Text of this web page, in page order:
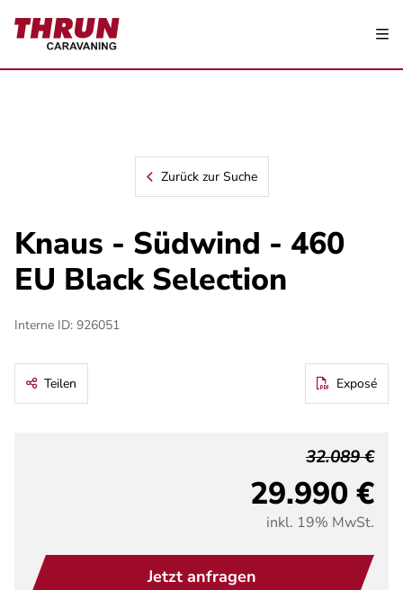
Zurück zur Suche
Knaus - Südwind - 460
EU Black Selection
Interne ID: 926051
Teilen Exposé
29.990 €
32.089 €
inkl. 19% MwSt.
Jetzt anfragen